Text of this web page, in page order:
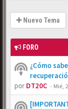
Nuevo Tema
FORO
¿Cómo
por DT20C - Mié,